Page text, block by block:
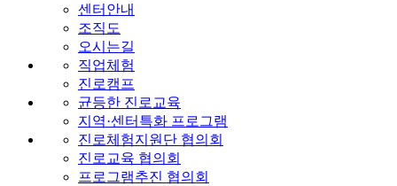
센터안내
조직도
오시는길
직업체험
진로캠프
균등한 진로교육
지역·센터특화 프로그램
진로체험지원단 협의회
진로교육 협의회
프로그램추진 협의회